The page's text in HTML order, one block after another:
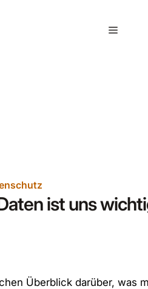
Menü
ist uns
Überblick darüber, was